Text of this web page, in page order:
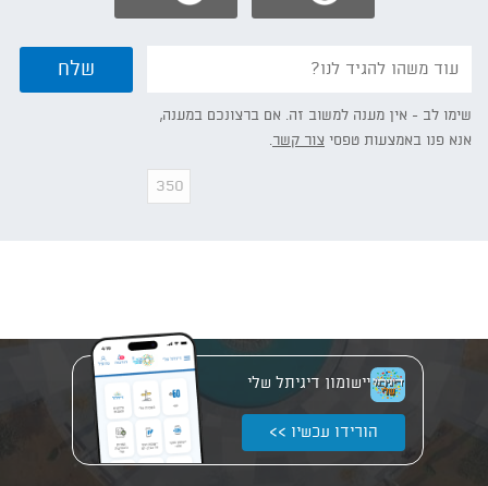
תפרט/י:
שלח
שימו לב - אין מענה למשוב זה. אם ברצונכם במענה,
אנא פנו באמצעות טפסי צור קשר.
יישומון דיגיתל שלי
הורידו עכשיו >>